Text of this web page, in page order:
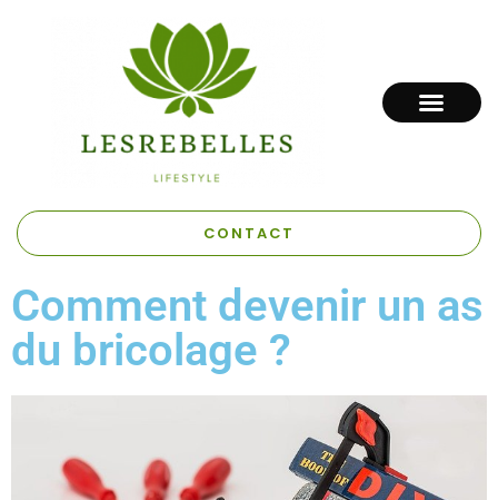
CONTACT
Comment devenir un as
du bricolage ?